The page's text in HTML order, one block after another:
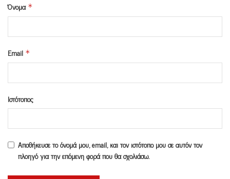
Όνομα *
Email *
Ιστότοπος
Αποθήκευσε το όνομά μου, email, και τον ιστότοπο μου σε αυτόν τον
πλοηγό για την επόμενη φορά που θα σχολιάσω.